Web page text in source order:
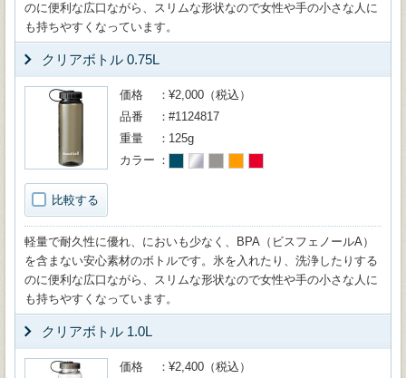
のに便利な広口ながら、スリムな形状なので女性や手の小さな人に
も持ちやすくなっています。
クリアボトル 0.75L
比較する
価格
¥2,000（税込）
品番
#1124817
重量
125g
カラー
軽量で耐久性に優れ、においも少なく、BPA（ビスフェノールA）
を含まない安心素材のボトルです。氷を入れたり、洗浄したりする
のに便利な広口ながら、スリムな形状なので女性や手の小さな人に
も持ちやすくなっています。
クリアボトル 1.0L
価格
¥2,400（税込）